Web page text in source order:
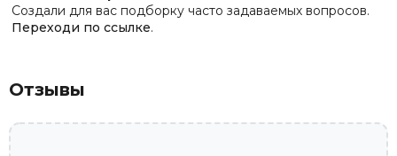
Создали для вас подборку часто задаваемых вопросов.
Переходи по ссылке.
Отзывы